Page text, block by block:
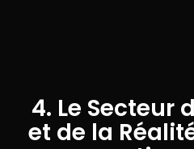
4. Le Secteur
et de la